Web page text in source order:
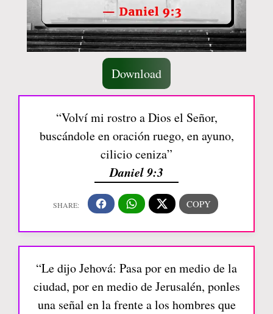
Download
“Volví mi rostro a Dios el Señor,
buscándole en oración ruego, en ayuno,
cilicio ceniza”
Daniel 9:3
“Le dijo Jehová: Pasa por en medio de la
ciudad, por en medio de Jerusalén, ponles
una señal en la frente a los hombres que